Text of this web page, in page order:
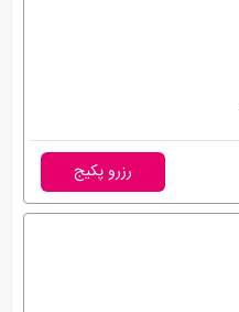
رزرو پکیج